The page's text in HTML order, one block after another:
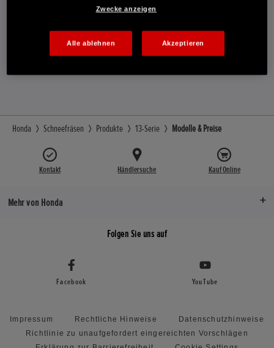
Raupenmodell mit Lenkkupplung, elektrischer Kaminverstellung,
Leistung bis zu 75 t/Std.
Honda Schneefräsen Produkte 13-Serie Modelle & Preise
Kontakt Händlersuche Kauf Online
Mehr von Honda
Folgen Sie uns auf
Facebook YouTube
Impressum Rechtliche Hinweise
Datenschutzhinweise
Richtlinie zu unaufgefordert eingereichten Vorschlägen
Zwecke anzeigen
Alle ablehnen Akzeptieren